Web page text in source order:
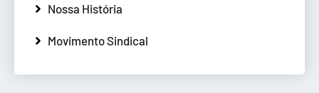
Nossa História
Movimento Sindical